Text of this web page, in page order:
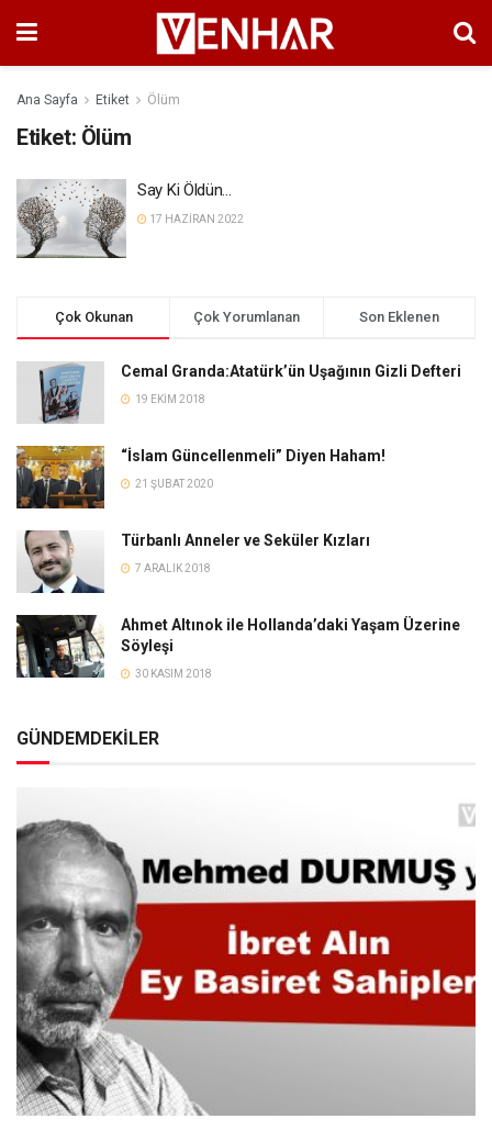
Ana Sayfa Etiket Ölüm
Etiket: Ölüm
Say Ki Öldün…
17 HAZIRAN 2022
Çok Okunan Çok Yorumlanan Son Eklenen
Cemal Granda:Atatürk’ün Uşağının Gizli Defteri
19 EKIM 2018
“İslam Güncellenmeli” Diyen Haham!
21 ŞUBAT 2020
Türbanlı Anneler ve Seküler Kızları
7 ARALIK 2018
Ahmet Altınok ile Hollanda’daki Yaşam Üzerine
Söyleşi
30 KASIM 2018
GÜNDEMDEKİLER